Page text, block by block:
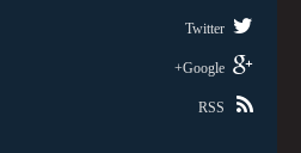
Twitter
Google+
RSS